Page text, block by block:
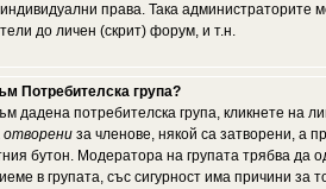
права. Така
до личен (скрит) форум, и т.н.
Потребителска група?
дадена потребителска група, кликнете на
отворени за членове, някой са затворени, а
бутон. Модератора на групата трябва
в групата, със сигурност има причини за